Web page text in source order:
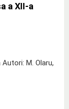
a XII-a
M. Olaru,